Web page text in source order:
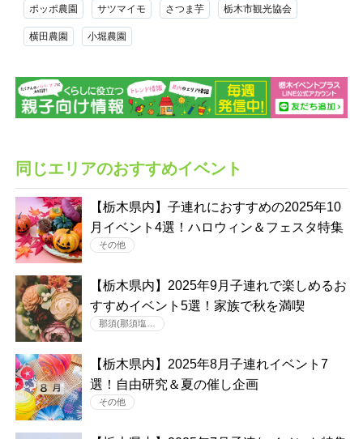
ポッポ農園 サツマイモ さつま芋 栃木市観光協会
横田農園 小堀農園
同じエリアのおすすめイベント
【栃木県内】子連れにおすすめの2025年10
月イベント4選！ハロウィン＆フェスタ特集
その他
【栃木県内】2025年9月子連れで楽しめるお
すすめイベント5選！家族で秋を満喫
那須(那須塩…
【栃木県内】2025年8月子連れイベント7
選！自由研究＆夏の催し企画
その他